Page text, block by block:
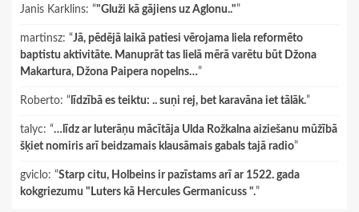
Janis Karklins: “"Gluži kā gājiens uz Aglonu.."”
martinsz: “Jā, pēdējā laikā patiesi vērojama liela reformēto
baptistu aktivitāte. Manuprāt tas lielā mērā varētu būt Džona
Makartura, Džona Paipera nopelns…”
Roberto: “ līdzībā es teiktu: .. suņi rej, bet karavāna iet tālāk.”
talyc: “…līdz ar luterāņu mācītāja Ulda Rožkalna aiziešanu mūžībā
šķiet nomiris arī beidzamais klausāmais gabals tajā radio”
gviclo: “Starp citu, Holbeins ir pazīstams arī ar 1522. gada
kokgriezumu "Luters kā Hercules Germanicuss ".”